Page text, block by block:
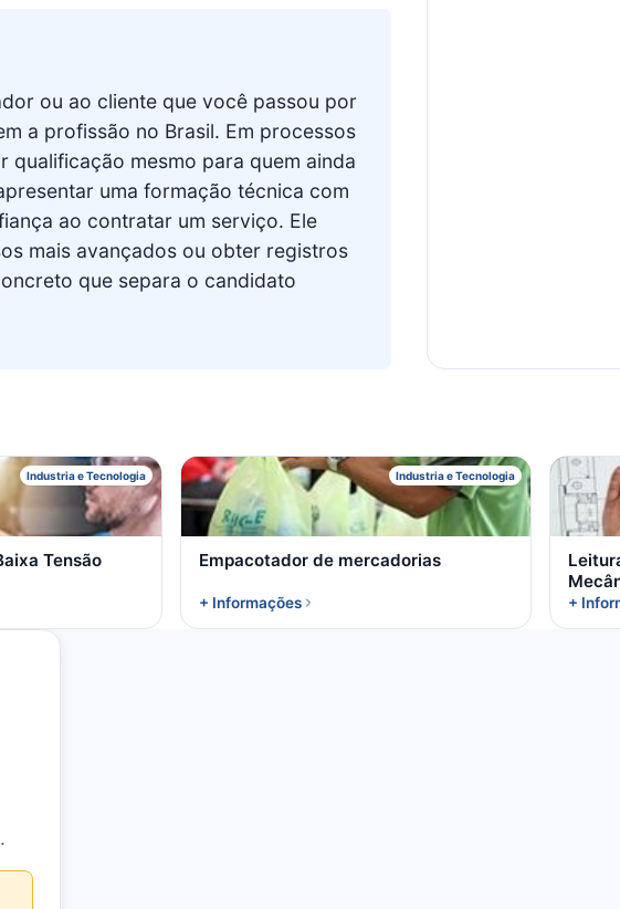
ou ao cliente que você passou por
a profissão no Brasil. Em processos
mesmo para quem ainda
uma formação técnica com
ao contratar um serviço. Ele
mais avançados ou obter registros
que separa o candidato
Industria e Tecnologia
Tensão
Industria e Tecnologia
E
Empacotador de mercadorias
+ Informações +